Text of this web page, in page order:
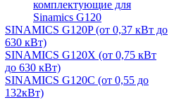
комплектующие для
Sinamics G120
SINAMICS G120P (от 0,37 кВт до
630 кВт)
SINAMICS G120X (от 0,75 кВт
до 630 кВт)
SINAMICS G120C (от 0,55 до
132кВт)